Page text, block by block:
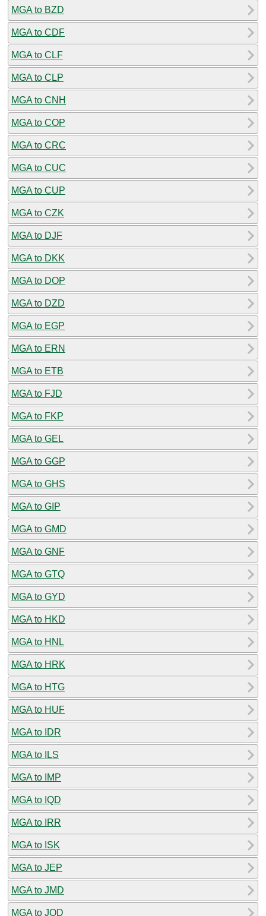
MGA to BZD
MGA to CDF
MGA to CLF
MGA to CLP
MGA to CNH
MGA to COP
MGA to CRC
MGA to CUC
MGA to CUP
MGA to CZK
MGA to DJF
MGA to DKK
MGA to DOP
MGA to DZD
MGA to EGP
MGA to ERN
MGA to ETB
MGA to FJD
MGA to FKP
MGA to GEL
MGA to GGP
MGA to GHS
MGA to GIP
MGA to GMD
MGA to GNF
MGA to GTQ
MGA to GYD
MGA to HKD
MGA to HNL
MGA to HRK
MGA to HTG
MGA to HUF
MGA to IDR
MGA to ILS
MGA to IMP
MGA to IQD
MGA to IRR
MGA to ISK
MGA to JEP
MGA to JMD
MGA to JOD